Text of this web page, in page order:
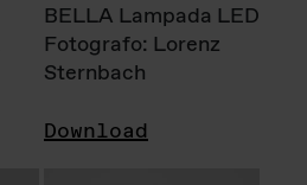
BELLA Lampada LED
Fotografo: Lorenz
Sternbach
Download